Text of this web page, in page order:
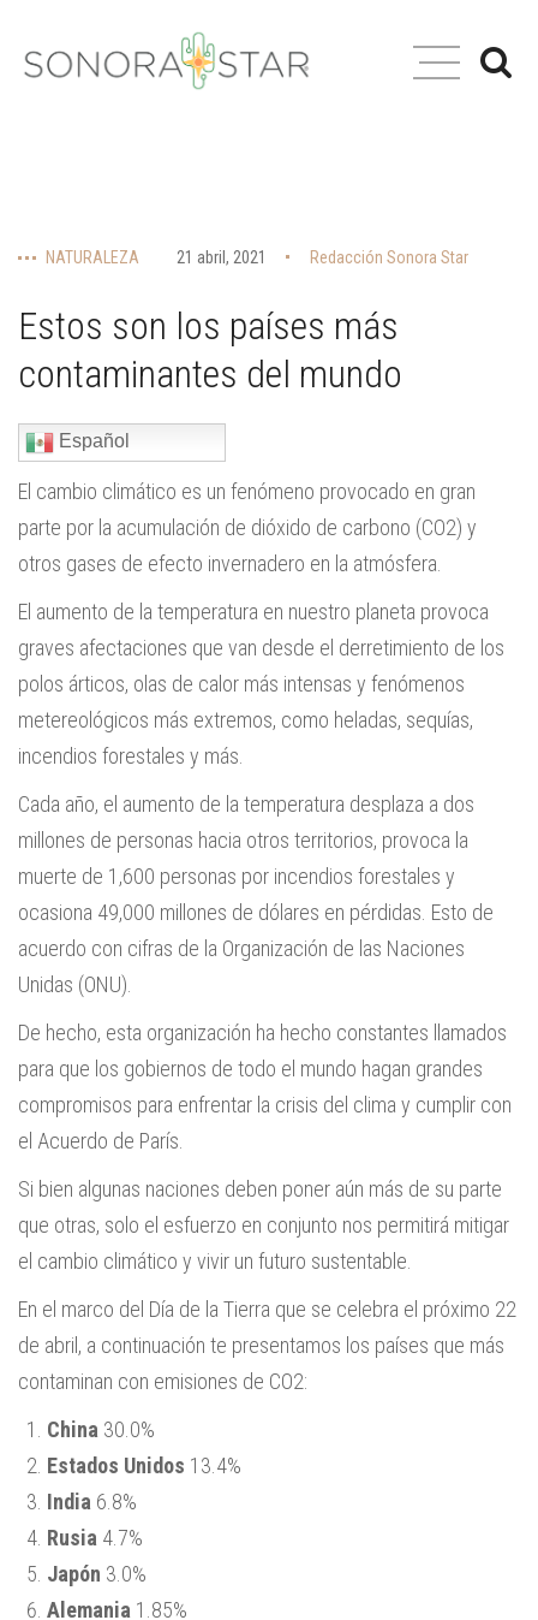
NATURALEZA 21 abril, 2021 Redacción Sonora Star
Estos son los países más
contaminantes del mundo
Español
El cambio climático es un fenómeno provocado en gran
parte por la acumulación de dióxido de carbono (CO2) y
otros gases de efecto invernadero en la atmósfera.
El aumento de la temperatura en nuestro planeta provoca
graves afectaciones que van desde el derretimiento de los
polos árticos, olas de calor más intensas y fenómenos
metereológicos más extremos, como heladas, sequías,
incendios forestales y más.
Cada año, el aumento de la temperatura desplaza a dos
millones de personas hacia otros territorios, provoca la
muerte de 1,600 personas por incendios forestales y
ocasiona 49,000 millones de dólares en pérdidas. Esto de
acuerdo con cifras de la Organización de las Naciones
Unidas (ONU).
De hecho, esta organización ha hecho constantes llamados
para que los gobiernos de todo el mundo hagan grandes
compromisos para enfrentar la crisis del clima y cumplir con
el Acuerdo de París.
Si bien algunas naciones deben poner aún más de su parte
que otras, solo el esfuerzo en conjunto nos permitirá mitigar
el cambio climático y vivir un futuro sustentable.
En el marco del Día de la Tierra que se celebra el próximo 22
de abril, a continuación te presentamos los países que más
contaminan con emisiones de CO2:
China 30.0%
Estados Unidos 13.4%
India 6.8%
Rusia 4.7%
Japón 3.0%
Alemania 1.85%